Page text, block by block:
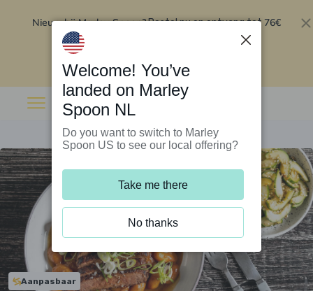
Nieuw bij Marley Spoon?Bestel nu en ontvang tot 76€
Aanpasbaar
Welcome! You’ve
landed on Marley
Spoon NL
Do you want to switch to Marley
Spoon US to see our local offering?
Take me there
No thanks